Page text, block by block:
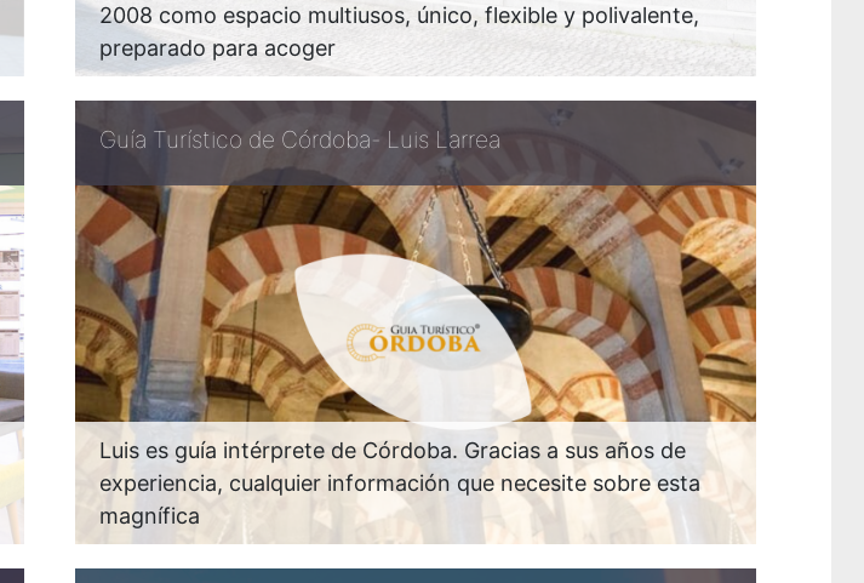
2008 como espacio multiusos, único, flexible y polivalente,
preparado para acoger
Guía Turístico de Córdoba- Luis Larrea
Luis es guía intérprete de Córdoba. Gracias a sus años de
experiencia, cualquier información que necesite sobre esta
magnífica